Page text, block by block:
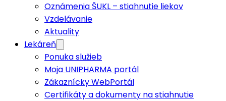
Oznámenia ŠUKL – stiahnutie liekov
Vzdelávanie
Aktuality
Lekáreň
Ponuka služieb
Moja UNIPHARMA portál
Zákaznícky WebPortál
Certifikáty a dokumenty na stiahnutie